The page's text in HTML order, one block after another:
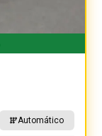
Automático